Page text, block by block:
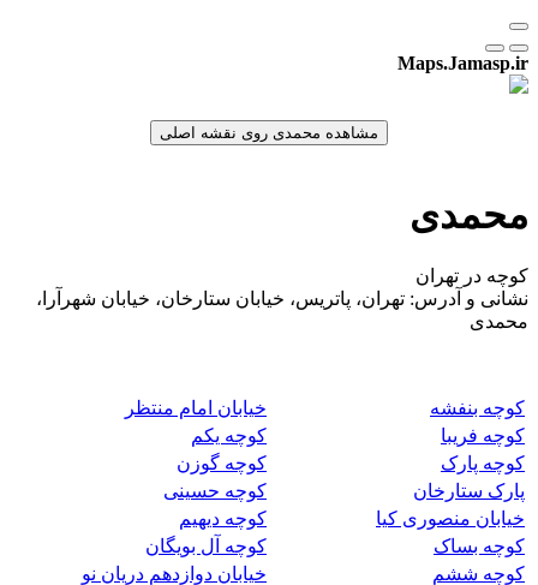
Maps.Jamasp.ir
محمدی
کوچه در تهران
نشانی و آدرس: تهران، پاتریس، خیابان ستارخان، خیابان شهرآرا،
محمدی
کوچه بنفشه
خیابان امام منتظر
کوچه فریبا
کوچه یکم
کوچه پارک
کوچه گوزن
پارک ستارخان
کوچه حسینی
خیابان منصوری کیا
کوچه دیهیم
کوچه بساک
کوچه آل بویگان
کوچه ششم
خیابان دوازدهم دریان نو